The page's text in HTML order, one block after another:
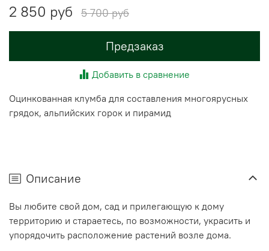
2 850 руб
5 700 руб
Предзаказ
Добавить в сравнение
Оцинкованная клумба для составления многоярусных
грядок, альпийских горок и пирамид
Описание
Вы любите свой дом, сад и прилегающую к дому
территорию и стараетесь, по возможности, украсить и
упорядочить расположение растений возле дома.